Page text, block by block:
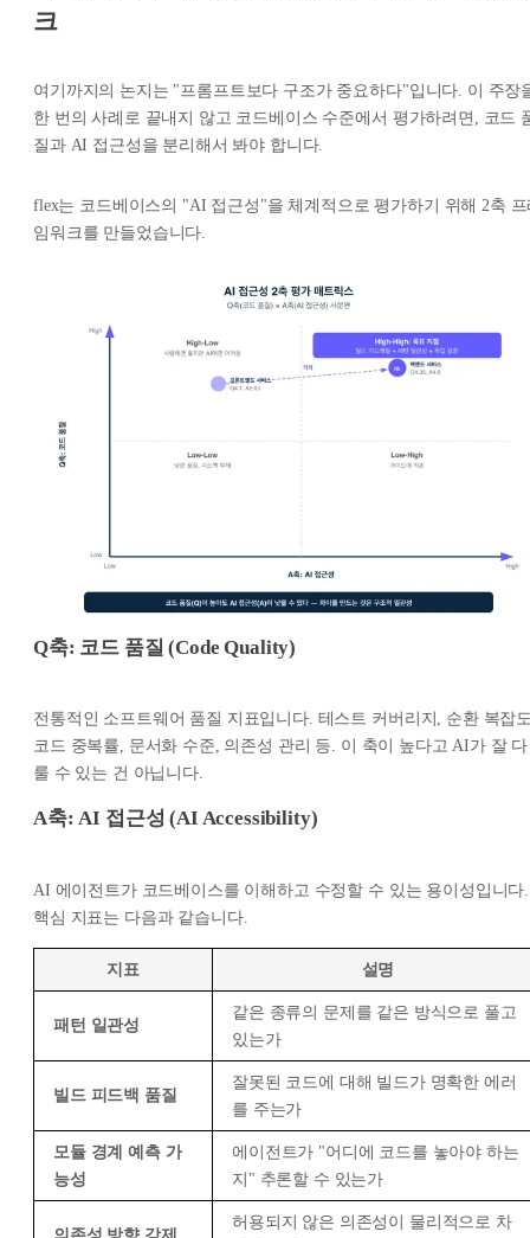
크
여기까지의 논지는 "프롬프트보다 구조가 중요하다"입니다. 이 주장
한 번의 사례로 끝내지 않고 코드베이스 수준에서 평가하려면, 코드
질과 AI 접근성을 분리해서 봐야 합니다.
flex는 코드베이스의 "AI 접근성"을 체계적으로 평가하기 위해 2축 프
임워크를 만들었습니다.
Q축: 코드 품질 (Code Quality)
전통적인 소프트웨어 품질 지표입니다. 테스트 커버리지, 순환 복잡
코드 중복률, 문서화 수준, 의존성 관리 등. 이 축이 높다고 AI가 잘 다
룰 수 있는 건 아닙니다.
A축: AI 접근성 (AI Accessibility)
AI 에이전트가 코드베이스를 이해하고 수정할 수 있는 용이성입니다.
핵심 지표는 다음과 같습니다.
지표 설명
패턴 일관성
같은 종류의 문제를 같은 방식으로 풀고
있는가
빌드 피드백 품질
잘못된 코드에 대해 빌드가 명확한 에러
를 주는가
모듈 경계 예측 가
능성
에이전트가 "어디에 코드를 놓아야 하는
지" 추론할 수 있는가
허용되지 않은 의존성이 물리적으로 차